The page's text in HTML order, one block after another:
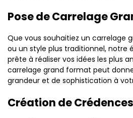
Pose de Carrelage
Que vous souhaitiez un carrelage
ou un style plus traditionnel, notre
prête à réaliser vos idées les plus
carrelage grand format peut
grandeur et de sophistication à
Création de